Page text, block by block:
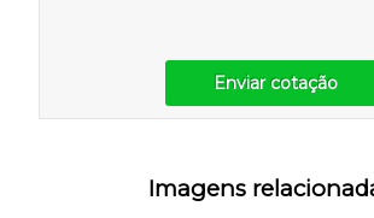
Enviar cotação
Imagens